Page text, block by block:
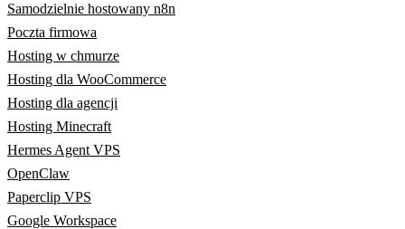
Samodzielnie hostowany n8n
Poczta firmowa
Hosting w chmurze
Hosting dla WooCommerce
Hosting dla agencji
Hosting Minecraft
Hermes Agent VPS
OpenClaw
Paperclip VPS
Google Workspace